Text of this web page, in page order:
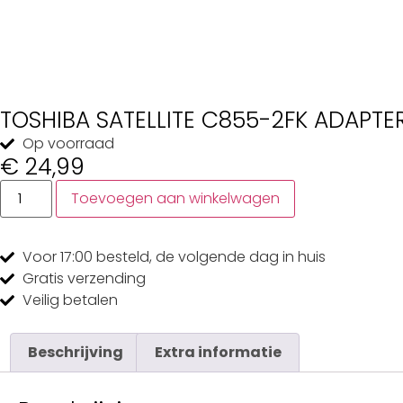
TOSHIBA SATELLITE C855-2FK
Op voorraad
€ 24,99
Toevoegen aan winkelwagen
Voor 17:00 besteld, de volgende dag in huis
Gratis verzending
Veilig betalen
Beschrijving Extra informatie